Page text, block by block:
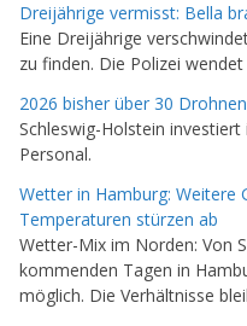
Dreijährige vermisst: Bella
Eine Dreijährige
zu finden. Die Polizei
2026 bisher über 30
Schleswig-Holstein
Personal.
Wetter in Hamburg: Weitere
Temperaturen stürzen ab
Wetter-Mix im Norden: Von
kommenden Tagen in
möglich. Die Verhältnisse